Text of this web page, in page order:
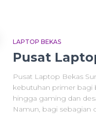
LAPTOP BEKAS
Pusat
Pusat Laptop Bekas
kebutuhan primer bagi
hingga gaming dan
Namun, bagi sebagian